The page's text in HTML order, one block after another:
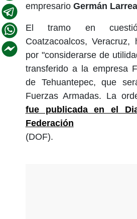
empresario Germán Larrea
El tramo en
Coatzacoalcos,
por "considerarse de
transferido a la empresa
de Tehuantepec, que
Fuerzas Armadas. La
fue publicada en el
Federación
(DOF).